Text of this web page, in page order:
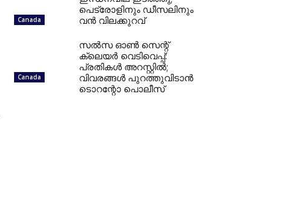
Canada
പെട്രോളിനും ഡീസലിനും
വൻ വിലക്കുറവ്
Canada
സൽസ ഓൺ സെന്റ്
ക്ലെയർ വെടിവെപ്പ്:
പ്രതികൾ അറസ്റ്റിൽ;
വിവരങ്ങൾ പുറത്തുവിടാൻ
ടൊറന്റോ പൊലീസ്